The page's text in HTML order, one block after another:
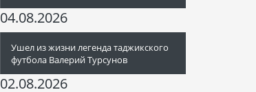
04.08.2026
Ушел из жизни легенда таджикского
футбола Валерий Турсунов
02.08.2026